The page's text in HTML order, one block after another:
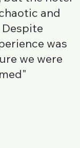
and
was
we were